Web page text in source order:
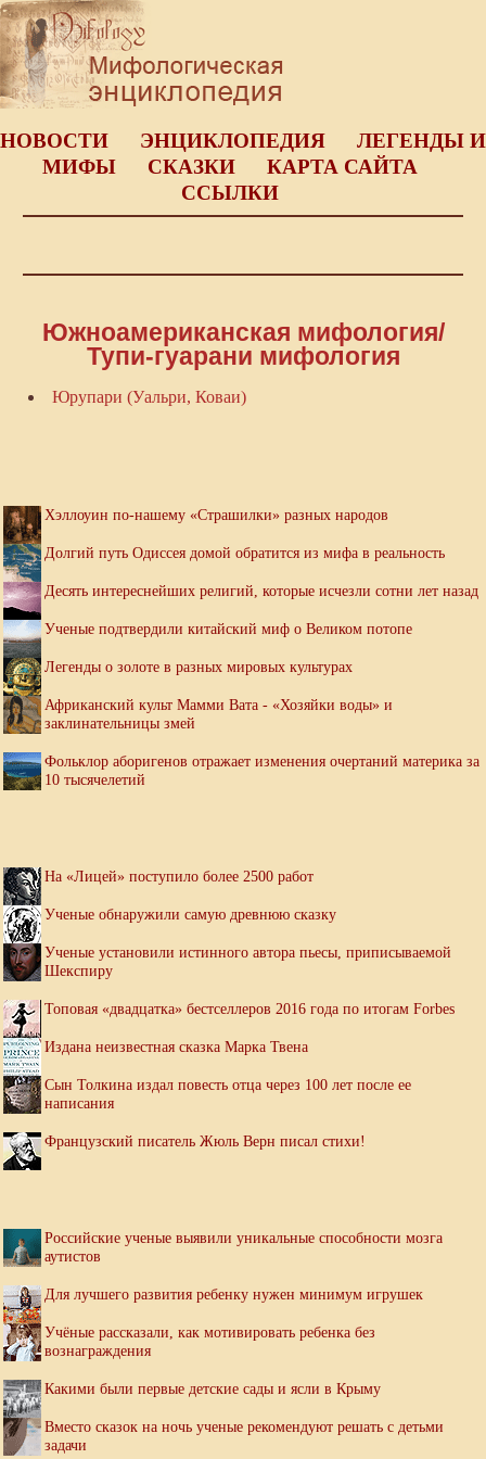
НОВОСТИ ЭНЦИКЛОПЕДИЯ
ЛЕГЕНДЫ И
МИФЫ
СКАЗКИ
КАРТА САЙТА
ССЫЛКИ
Южноамериканская мифология/
Тупи-гуарани мифология
Юрупари (Уальри, Коваи)
Хэллоуин по-нашему «Страшилки» разных народов
Долгий путь Одиссея домой обратится из мифа в реальность
Десять интереснейших религий, которые исчезли сотни лет назад
Ученые подтвердили китайский миф о Великом потопе
Легенды о золоте в разных мировых культурах
Африканский культ Мамми Вата - «Хозяйки воды» и
заклинательницы змей
Фольклор аборигенов отражает изменения очертаний материка за
10 тысячелетий
На «Лицей» поступило более 2500 работ
Ученые обнаружили самую древнюю сказку
Ученые установили истинного автора пьесы, приписываемой
Шекспиру
Топовая «двадцатка» бестселлеров 2016 года по итогам Forbes
Издана неизвестная сказка Марка Твена
Сын Толкина издал повесть отца через 100 лет после ее
написания
Французский писатель Жюль Верн писал стихи!
Российские ученые выявили уникальные способности мозга
аутистов
Для лучшего развития ребенку нужен минимум игрушек
Учёные рассказали, как мотивировать ребенка без
вознаграждения
Какими были первые детские сады и ясли в Крыму
Вместо сказок на ночь ученые рекомендуют решать с детьми
задачи